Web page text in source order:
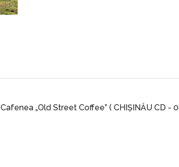
Cafenea „Old Street Coffee” ( CHIȘINĂU CD -